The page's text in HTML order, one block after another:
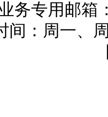
务专用邮箱
间：周一、